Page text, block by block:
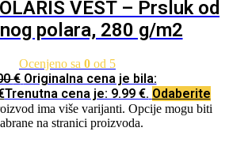
VEST – Prsluk od
polara, 280 g/m2
Ocenjeno sa 0 od 5
€ Originalna cena je bila:
Trenutna cena je: 9.99 €. Odaberite
ima više varijanti. Opcije mogu biti
na stranici proizvoda.